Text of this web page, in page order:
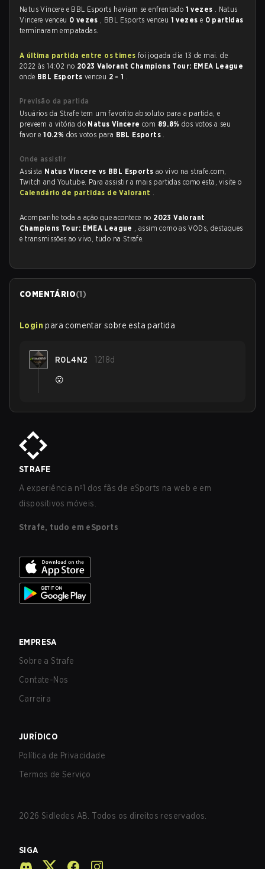
Natus Vincere e BBL Esports haviam se enfrentado 1 vezes . Natus
Vincere venceu 0 vezes , BBL Esports venceu 1 vezes e 0 partidas
terminaram empatadas.
A última partida entre os times foi jogada dia 13 de mai. de
2022 às 14:02 no 2023 Valorant Champions Tour: EMEA League
onde BBL Esports venceu 2 - 1 .
Previsão da partida
Usuários da Strafe tem um favorito absoluto para a partida, e
preveem a vitória do Natus Vincerecom 89.8%dos votos a seu
favor e10.2% dos votos para BBL Esports .
Onde assistir
Assista Natus Vincere vs BBL Esports ao vivo na strafe.com,
Twitch and Youtube. Para assistir a mais partidas como esta, visite o
Calendário de partidas de Valorant .
Acompanhe toda a ação que acontece no 2023 Valorant
Champions Tour: EMEA League , assim como as VODs, destaques
e transmissões ao vivo, tudo na Strafe.
COMENTÁRIO(1)
Login para comentar sobre esta partida
R0L4N2 1218d
😮
STRAFE
A experiência nº1 dos fãs de eSports na web e em
dispositivos móveis.
Strafe, tudo em eSports
EMPRESA
Sobre a Strafe
Contate-Nos
Carreira
JURÍDICO
Política de Privacidade
Termos de Serviço
2026 Sidledes AB. Todos os direitos reservados.
SIGA